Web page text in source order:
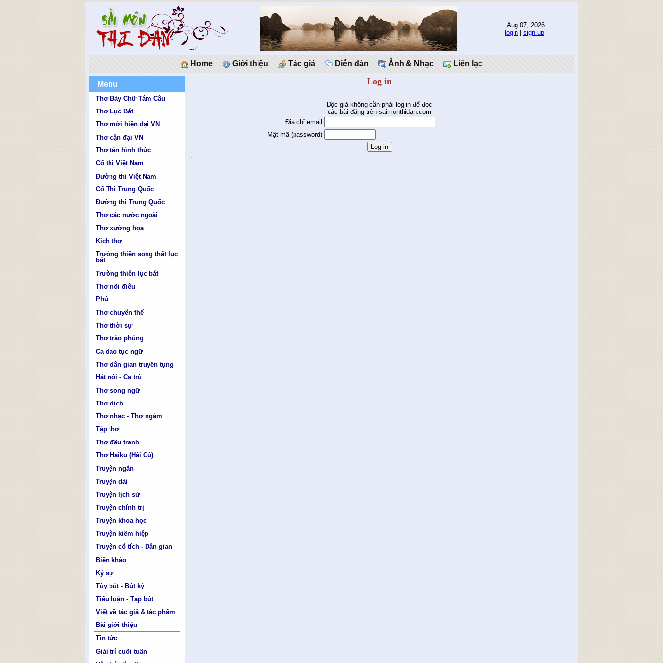
Aug 07, 2026
login
sign up
Home Giới thiệu Tác giả Diễn đàn Ảnh & Nhạc Liên lạc
Menu
Thơ Bảy Chữ Tám Câu
Thơ Lục Bát
Thơ mới hiện đại VN
Thơ cận đại VN
Thơ tân hình thức
Cổ thi Việt Nam
Đường thi Việt Nam
Cổ Thi Trung Quốc
Đường thi Trung Quốc
Thơ các nước ngoài
Thơ xướng họa
Kịch thơ
Trường thiên song thất lục
bát
Trường thiên lục bát
Thơ nối điêu
Phú
Thơ chuyển thể
Thơ thời sự
Thơ trào phúng
Ca dao tục ngữ
Thơ dân gian truyền tụng
Hát nói - Ca trù
Thơ song ngữ
Thơ dịch
Thơ nhạc - Thơ ngâm
Tập thơ
Thơ đấu tranh
Thơ Haiku (Hài Cú)
Truyện ngắn
Truyện dài
Truyện lịch sử
Truyện chính trị
Truyện khoa học
Truyện kiếm hiệp
Truyện cổ tích - Dân gian
Biên khảo
Ký sự
Tùy bút - Bút ký
Tiểu luận - Tạp bút
Viết về tác giả & tác phẩm
Bài giới thiệu
Tin tức
Giải trí cuối tuần
Log in
Độc giả không cần phải log in để đọc
các bài đăng trên saimonthidan.com
Địa chỉ email
Mật mã (password)